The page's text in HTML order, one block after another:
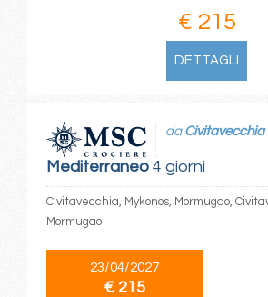
€ 215
DETTAGLI
Mediterraneo4 giorni
da Civitavecchia
Civitavecchia, Mykonos, Mormugao,
Mormugao
23/04/2027
€ 215